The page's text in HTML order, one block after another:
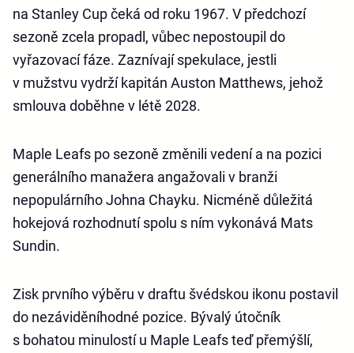
na Stanley Cup čeká od roku 1967. V předchozí
sezoně zcela propadl, vůbec nepostoupil do
vyřazovací fáze. Zaznívají spekulace, jestli
v mužstvu vydrží kapitán Auston Matthews, jehož
smlouva doběhne v létě 2028.
Maple Leafs po sezoně změnili vedení a na pozici
generálního manažera angažovali v branži
nepopulárního Johna Chayku. Nicméně důležitá
hokejová rozhodnutí spolu s ním vykonává Mats
Sundin.
Zisk prvního výběru v draftu švédskou ikonu postavil
do nezáviděníhodné pozice. Bývalý útočník
s bohatou minulostí u Maple Leafs teď přemýšlí,